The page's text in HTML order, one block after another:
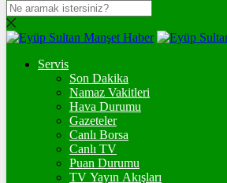
DOLAR
47,7111$% 0.17
EURO
% 0.03
STERLİN
% -0.03
GRAM ALTIN
Servis
Son Dakika
Namaz Vakitleri
Hava Durumu
Gazeteler
Canlı Borsa
Canlı TV
Puan Durumu
TV Yayın Akışları